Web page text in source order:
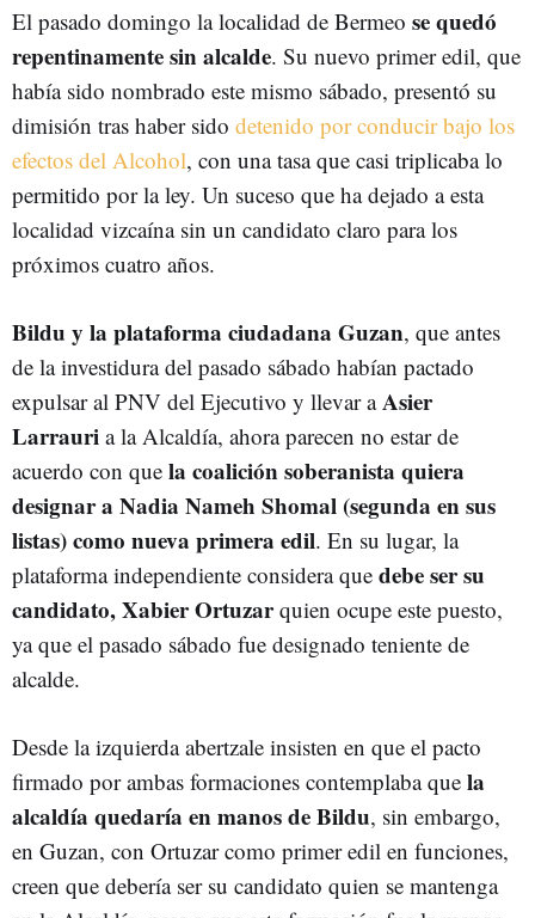
El pasado domingo la localidad de Bermeo se quedó
repentinamente sin alcalde. Su nuevo primer edil, que
había sido nombrado este mismo sábado, presentó su
dimisión tras haber sido detenido por conducir bajo los
efectos del Alcohol, con una tasa que casi triplicaba lo
permitido por la ley. Un suceso que ha dejado a esta
localidad vizcaína sin un candidato claro para los
próximos cuatro años.
Bildu y la plataforma ciudadana Guzan, que antes
de la investidura del pasado sábado habían pactado
expulsar al PNV del Ejecutivo y llevar aAsier
Larrauri a la Alcaldía, ahora parecen no estar de
acuerdo con que la coalición soberanista quiera
designar a Nadia Nameh Shomal (segunda en sus
listas) como nueva primera edil. En su lugar, la
plataforma independiente considera que debe ser su
candidato, Xabier Ortuzarquien ocupe este puesto,
ya que el pasado sábado fue designado teniente de
alcalde.
Desde la izquierda abertzale insisten en que el pacto
firmado por ambas formaciones contemplaba que la
alcaldía quedaría en manos de Bildu, sin embargo,
en Guzan, con Ortuzar como primer edil en funciones,
creen que debería ser su candidato quien se mantenga